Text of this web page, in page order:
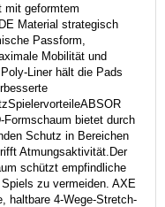
mit geformtem
Material strategisch
Passform,
Mobilität und
Liner hält die Pads
Formschaum bietet durch
Schutz in Bereichen
Atmungsaktivität.Der
schützt empfindliche
zu vermeiden. AXE
haltbare 4-Wege-Stretch-